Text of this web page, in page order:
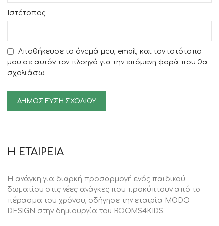
Ιστότοπος
Αποθήκευσε το όνομά μου, email, και τον ιστότοπο
μου σε αυτόν τον πλοηγό για την επόμενη φορά που θα
σχολιάσω.
Η ΕΤΑΙΡΕΙΑ
Η ανάγκη για διαρκή προσαρμογή ενός παιδικού
δωματίου στις νέες ανάγκες που προκύπτουν από το
πέρασμα του χρόνου, oδήγησε την εταιρία MODO
DESIGN στην δημιουργία του ROOMS4KIDS.